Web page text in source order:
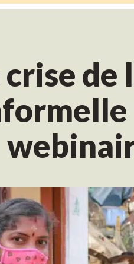
de